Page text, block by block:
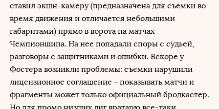
ставил экшн-камеру (предназначена для съемки во
время движения и отличается небольшими
габаритами) прямо в ворота на матчах
Чемпионшипа. На нее попадали споры с судьей,
разговоры с защитниками и ошибки. Вскоре у
Фостера возникли проблемы: съемки нарушили
лицензионное соглашение – показывать матчи и
фрагменты может только официальный бродкастер.